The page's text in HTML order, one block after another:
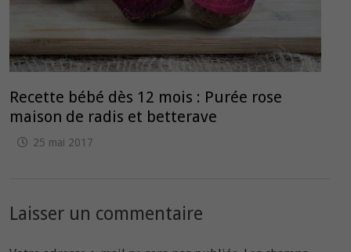
Recette bébé dès 12 mois : Purée rose
maison de radis et betterave
25 mai 2017
Laisser un commentaire